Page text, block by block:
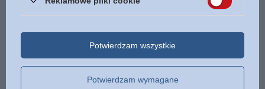
index oazowa niebieska
PROMOCJA
Akt Małżeński. Piękno miłości
seksualnej - Tim i Beverly
Potwierdzam wymagane
Potwierdzam wszystkie